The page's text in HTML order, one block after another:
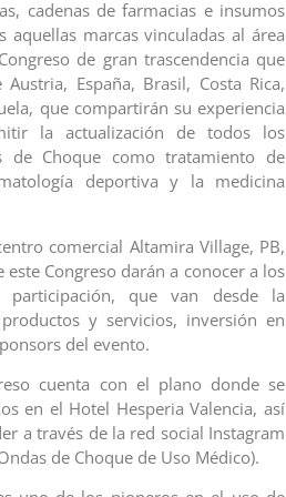
cadenas de farmacias e insumos
aquellas marcas vinculadas al área
de gran trascendencia que
España, Brasil, Costa Rica,
que compartirán su experiencia
la actualización de todos los
Choque como tratamiento de
deportiva y la medicina
comercial Altamira Village, PB,
Congreso darán a conocer a los
participación, que van desde la
y servicios, inversión en
del evento.
cuenta con el plano donde se
en el Hotel Hesperia Valencia, así
a través de la red social Instagram
de Choque de Uso Médico).